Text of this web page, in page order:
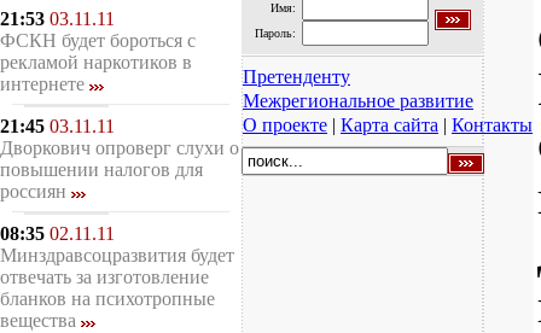
21:53 03.11.11
ФСКН будет бороться с
рекламой наркотиков в
интернете
21:45 03.11.11
Дворкович опроверг слухи о
повышении налогов для
россиян
08:35 02.11.11
Минздравсоцразвития будет
отвечать за изготовление
бланков на психотропные
вещества
Имя:
Пароль:
Претенденту
Межрегиональное развитие
О проекте | Карта сайта | Контакты